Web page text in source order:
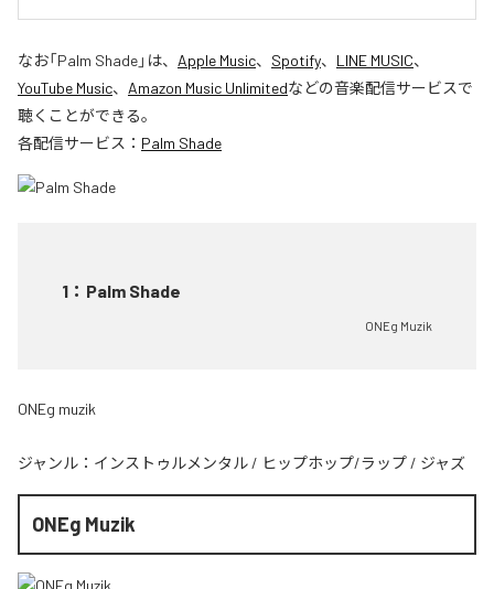
なお「Palm Shade」は、 Apple Music、 Spotify、 LINE MUSIC、
YouTube Music、 Amazon Music Unlimitedなどの音楽配信サービスで
聴くことができる。
各配信サービス： Palm Shade
1 ： Palm Shade
ONEg Muzik
ONEg muzik
ジャンル： インストゥルメンタル / ヒップホップ/ラップ / ジャズ
ONEg Muzik